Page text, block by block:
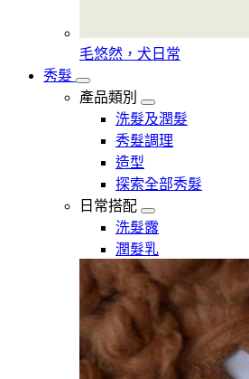
毛悠然，犬日常
秀髮
產品類別
洗髮及潤髮
秀髮調理
造型
探索全部秀髮
日常搭配
洗髮露
潤髮乳